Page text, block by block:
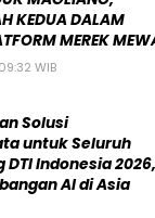
KEDUA DALAM
MEREK
WIB
Solusi
untuk Seluruh
Indonesia 2026,
AI di Asia